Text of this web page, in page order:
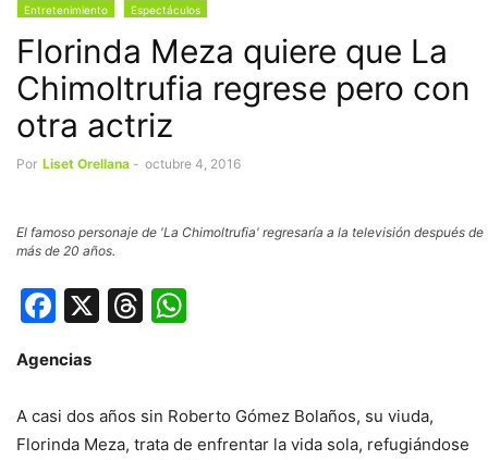
Entretenimiento Espectáculos
Florinda Meza quiere que La
Chimoltrufia regrese pero con
otra actriz
Por Liset Orellana - octubre 4, 2016
El famoso personaje de 'La Chimoltrufia' regresaría a la televisión después de
más de 20 años.
Facebook
X Threads
Agencias
A casi dos años sin Roberto Gómez Bolaños, su viuda,
Florinda Meza, trata de enfrentar la vida sola, refugiándose